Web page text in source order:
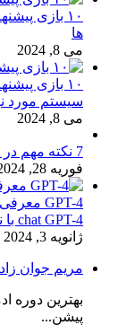
ها
می 8, 2024
سیستم مورد
می 8, 2024
7 نکته مهم در خرید دوربین مداربسته + راهنمای خرید
فوریه 28, 2024
chat GPT-4 با نسخه 3.5
ژانویه 3, 2024
مریم جوان
بهترین دوره
پیشن...